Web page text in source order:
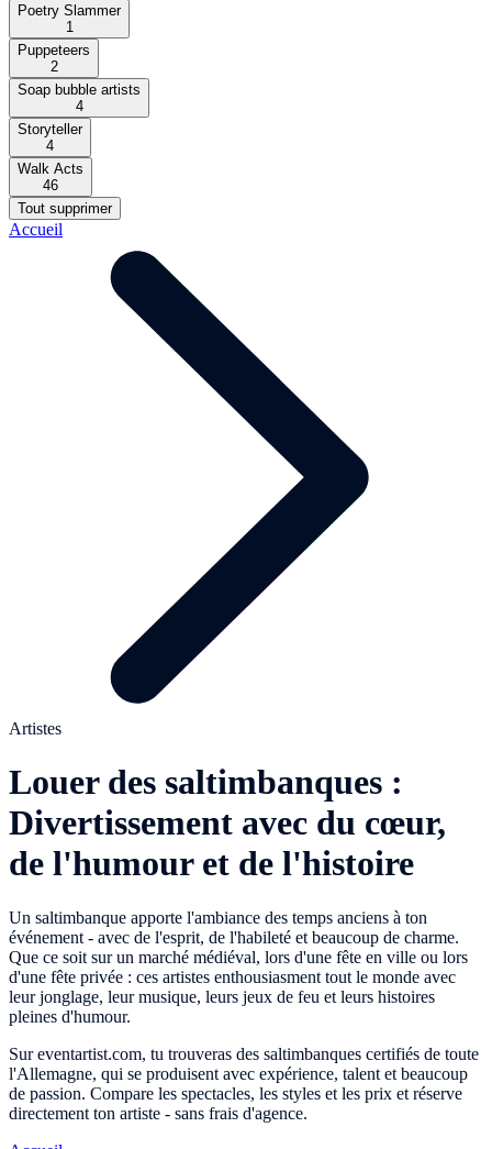
Poetry Slammer
1
Puppeteers
2
Soap bubble artists
4
Storyteller
4
Walk Acts
46
Tout supprimer
Accueil
Artistes
Louer des saltimbanques :
Divertissement avec du cœur,
de l'humour et de l'histoire
Un saltimbanque apporte l'ambiance des temps anciens à ton
événement - avec de l'esprit, de l'habileté et beaucoup de charme.
Que ce soit sur un marché médiéval, lors d'une fête en ville ou lors
d'une fête privée : ces artistes enthousiasment tout le monde avec
leur jonglage, leur musique, leurs jeux de feu et leurs histoires
pleines d'humour.
Sur eventartist.com, tu trouveras des saltimbanques certifiés de toute
l'Allemagne, qui se produisent avec expérience, talent et beaucoup
de passion. Compare les spectacles, les styles et les prix et réserve
directement ton artiste - sans frais d'agence.